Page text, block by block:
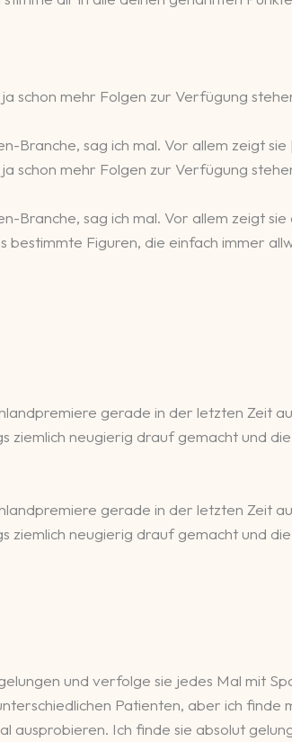
schon mehr Folgen zur Verfügung
Branche, sag ich mal. Vor allem zeigt
schon mehr Folgen zur Verfügung
sag ich mal. Vor allem zeigt sie
Figuren, die einfach immer
gerade in der letzten Zeit
ziemlich neugierig drauf gemacht und
gerade in der letzten Zeit
ziemlich neugierig drauf gemacht und
und verfolge sie jedes Mal mit
Patienten, aber ich
ausprobieren. Ich finde sie absolut